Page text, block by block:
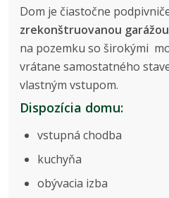
Dom je čiastočne
zrekonštruovanou garážou
na pozemku so širokými
vrátane samostatného
vlastným vstupom.
Dispozícia domu:
vstupná chodba
kuchyňa
obývacia izba